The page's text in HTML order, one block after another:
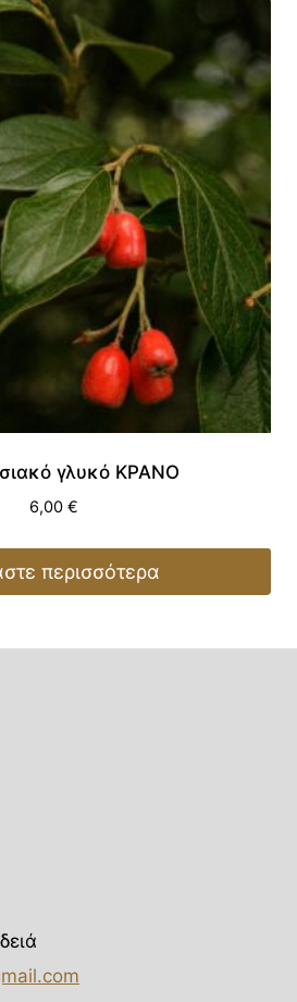
γλυκό ΚΡΑΝΟ
6,00 €
περισσότερα